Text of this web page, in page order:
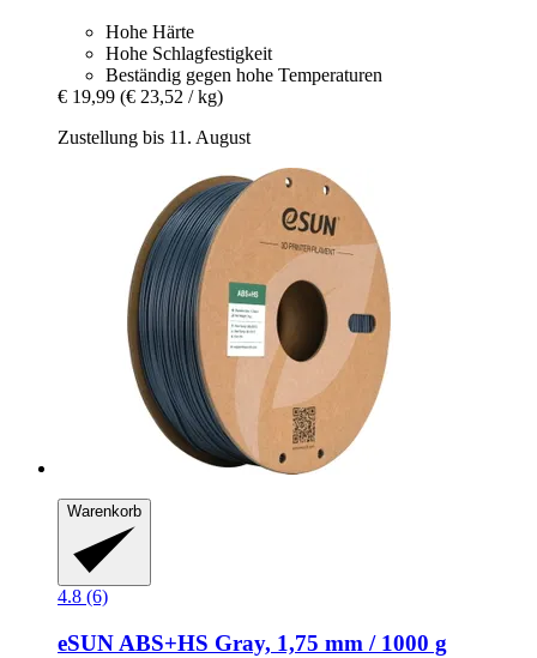
Hohe Härte
Hohe Schlagfestigkeit
Beständig gegen hohe Temperaturen
€ 19,99 (€ 23,52 / kg)
Zustellung bis 11. August
Warenkorb
4.8 (6)
eSUN ABS+HS Gray, 1,75 mm / 1000 g